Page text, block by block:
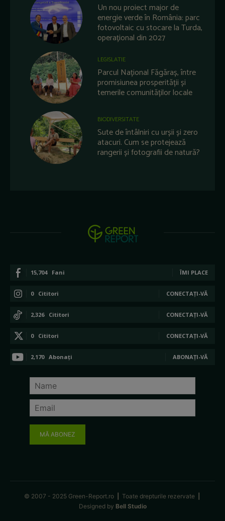
Un nou proiect major de
energie verde în România: parc
fotovoltaic cu stocare la Turda,
operațional din 2027
LEGISLATIE
Parcul Național Făgăraș, între
promisiunea prosperității și
temerile comunităților locale
BIODIVERSITATE
Sute de întâlniri cu urșii și zero
atacuri. Cum se protejează
rangerii și fotografii de natură?
15,704 Fani ÎMI PLACE
0 Cititori CONECTAȚI-VĂ
2,326 Cititori CONECTAȚI-VĂ
0 Cititori CONECTAȚI-VĂ
2,170 Abonați ABONAȚI-VĂ
MĂ ABONEZ
© 2007 - 2025 Green-Report.ro Toate drepturile rezervate
Designed by Bell Studio